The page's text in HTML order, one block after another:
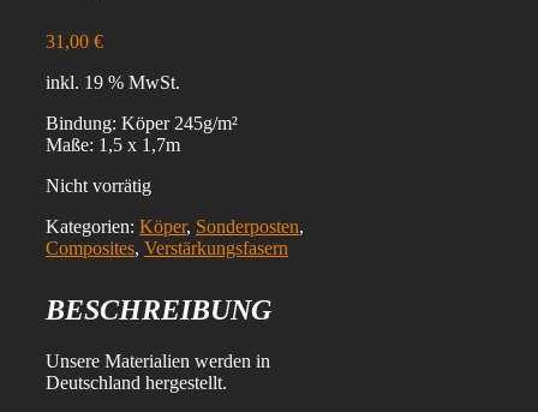
31,00 €
inkl. 19 % MwSt.
Bindung: Köper 245g/m²
Maße: 1,5 x 1,7m
Nicht vorrätig
Kategorien: Köper, Sonderposten,
Composites, Verstärkungsfasern
BESCHREIBUNG
Unsere Materialien werden in
Deutschland hergestellt.